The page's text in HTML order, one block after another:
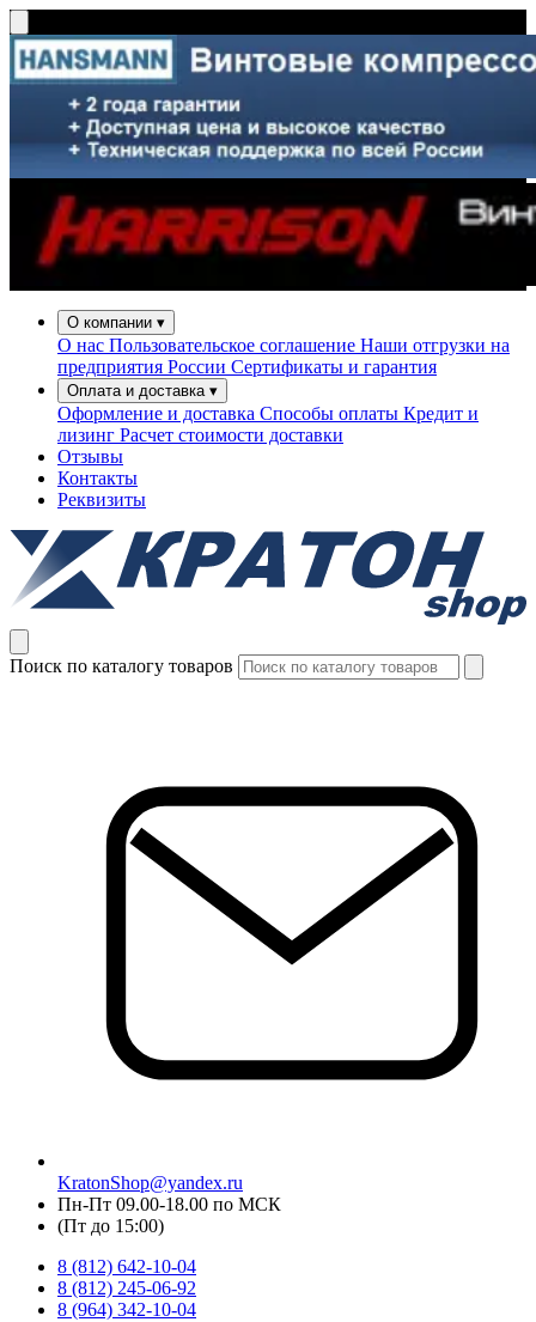
О компании ▾
О нас Пользовательское соглашение Наши отгрузки на
предприятия России Сертификаты и гарантия
Оплата и доставка ▾
Оформление и доставка Способы оплаты Кредит и
лизинг Расчет стоимости доставки
Отзывы
Контакты
Реквизиты
Поиск по каталогу товаров
KratonShop@yandex.ru
Пн-Пт 09.00-18.00 по МСК
(Пт до 15:00)
8 (812) 642-10-04
8 (812) 245-06-92
8 (964) 342-10-04